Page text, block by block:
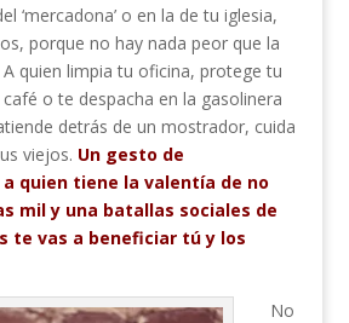
‘mercadona’ o en la de tu iglesia,
porque no hay nada peor que la
A quien limpia tu oficina, protege tu
o te despacha en la gasolinera
detrás de un mostrador, cuida
viejos. Un gesto de
quien tiene la valentía de no
mil y una batallas sociales de
te vas a beneficiar tú y los
No